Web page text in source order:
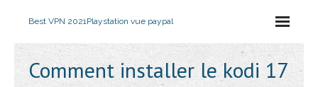
Best VPN 2021Playstation vue paypal
Comment installer le kodi 17